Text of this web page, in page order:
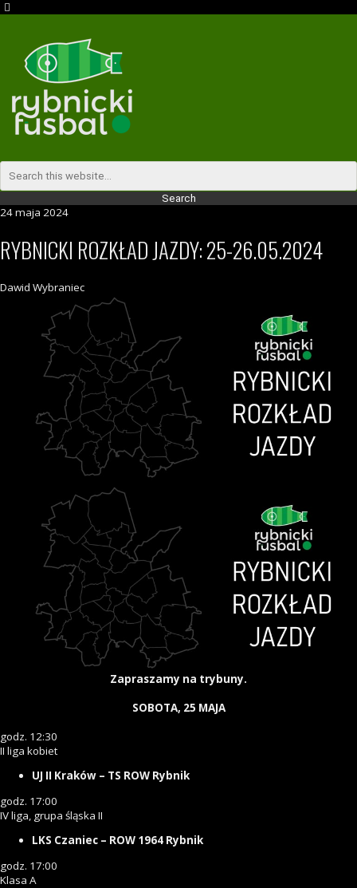
24 maja 2024
RYBNICKI ROZKŁAD JAZDY: 25-26.05.2024
Dawid Wybraniec
Zapraszamy na trybuny.
SOBOTA, 25 MAJA
godz. 12:30
II liga kobiet
UJ II Kraków – TS ROW Rybnik
godz. 17:00
IV liga, grupa śląska II
LKS Czaniec – ROW 1964 Rybnik
godz. 17:00
Klasa A